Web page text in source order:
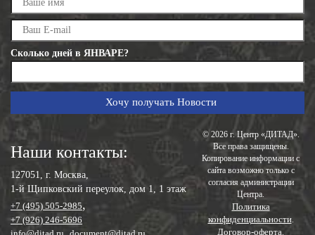
Сколько дней в ЯНВАРЕ?
Наши контакты:
127051, г. Москва,
1-й Щипковский переулок, дом 1, 1 этаж
+7 (495) 505-2985,
+7 (926) 246-5696
© 2026 г. Центр «ДИТАД».
Все права защищены.
Копирование информации с
сайта возможно только с
согласия администрации
Центра.
Политика
конфиденциальности.
Договор-оферта.